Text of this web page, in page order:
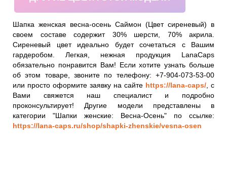
Шапка женская весна-осень Саймон (Цвет сиреневый) в
своем составе содержит 30% шерсти, 70% акрила.
Сиреневый цвет идеально будет сочетаться с Вашим
гардеробом. Легкая, нежная продукция LanaCaps
обязательно понравится Вам! Если хотите узнать больше
об этом товаре, звоните по телефону: +7-904-073-53-00
или просто оформите заявку на сайте https://lana-caps/, с
Вами свяжется наш специалист и подробно
проконсультирует! Другие модели представлены в
категории "Шапки женские: Весна-Осень" по ссылке:
https://lana-caps.ru/shop/shapki-zhenskie/vesna-osen